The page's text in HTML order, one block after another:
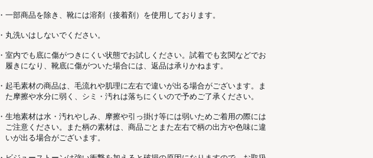
・一部商品を除き、靴には溶剤（接着剤）を使用しております。
・丸洗いはしないでください。
・室内でも底に傷がつきにくい状態でお試しください。試着でも玄関などでお
履きになり、靴底に傷がついた場合には、返品は承りかねます。
・起毛素材の商品は、毛流れや肌理に左右で違いが出る場合がございます。ま
た摩擦や水分に弱く、シミ・汚れは落ちにくいので予めご了承ください。
・生地素材は水・汚れやしみ、摩擦や引っ掛け等には弱いためご着用の際には
ご注意ください。また柄の素材は、商品ごとまた左右で柄の出方や色味に違
いが出る場合がございます。